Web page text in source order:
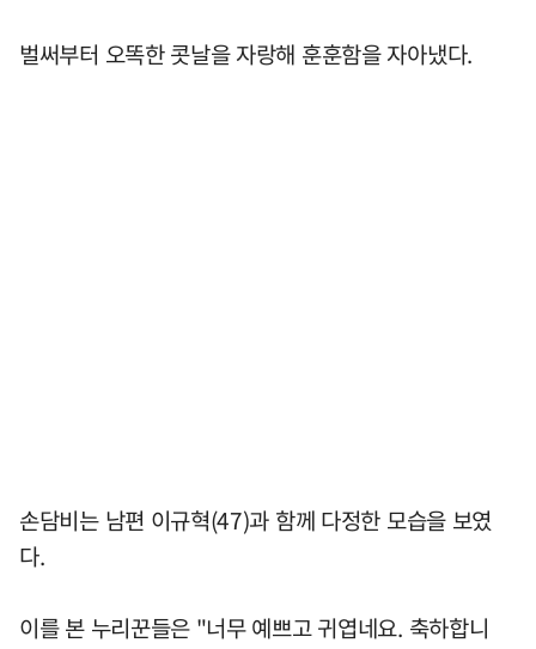
벌써부터 오똑한 콧날을 자랑해 훈훈함을 자아냈다.
손담비는 남편 이규혁(47)과 함께 다정한 모습을 보였
다.
이를 본 누리꾼들은 "너무 예쁘고 귀엽네요. 축하합니